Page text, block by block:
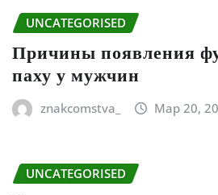
UNCATEGORISED
Причины появления
паху у мужчин
znakcomstva_ Мар 20,
UNCATEGORISED